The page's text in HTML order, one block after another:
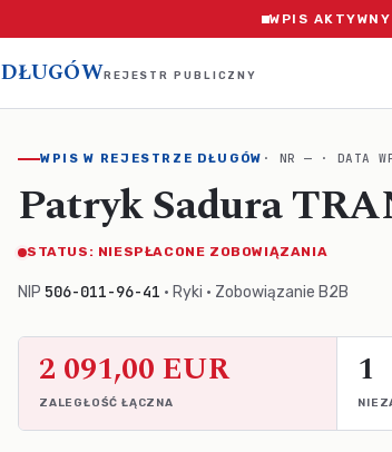
WPIS
DŁUGÓWREJESTR PUBLICZNY
WPIS W REJESTRZE DŁUGÓW · NR — · DATA
Patryk Sadura
STATUS: NIESPŁACONE ZOBOWIĄZANIA
NIP 506-011-96-41 · Ryki · Zobowiązanie B2B
2 091,00 EUR
ZALEGŁOŚĆ ŁĄCZNA
1